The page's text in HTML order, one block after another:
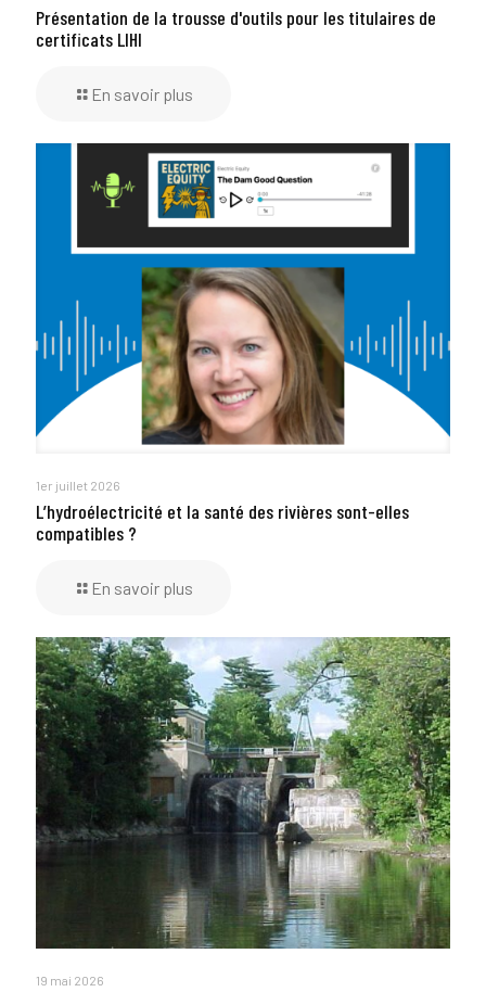
Présentation de la trousse d'outils pour les titulaires de
certificats LIHI
En savoir plus
1er juillet 2026
L’hydroélectricité et la santé des rivières sont-elles
compatibles ?
En savoir plus
19 mai 2026